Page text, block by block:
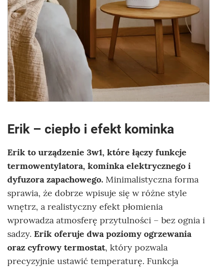
Erik – ciepło i efekt kominka
Erik to urządzenie 3w1, które łączy funkcje
termowentylatora, kominka elektrycznego i
dyfuzora zapachowego. Minimalistyczna forma
sprawia, że dobrze wpisuje się w różne style
wnętrz, a realistyczny efekt płomienia
wprowadza atmosferę przytulności – bez ognia i
sadzy. Erik oferuje dwa poziomy ogrzewania
oraz cyfrowy termostat, który pozwala
precyzyjnie ustawić temperaturę. Funkcja